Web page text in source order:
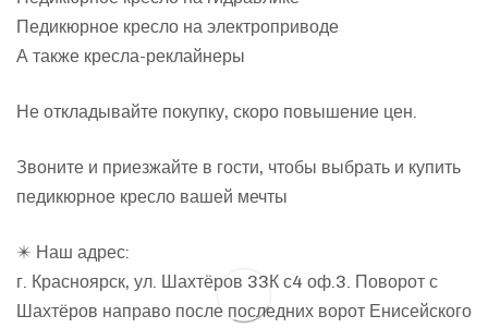
Педикюрное кресло на электроприводе
А также кресла-реклайнеры
Не откладывайте покупку, скоро повышение цен.
Звоните и приезжайте в гости, чтобы выбрать и купить
педикюрное кресло вашей мечты
✴️ Наш адрес:
г. Красноярск, ул. Шахтёров 33К с4 оф.3. Поворот с
Шахтёров направо после последних ворот Енисейского